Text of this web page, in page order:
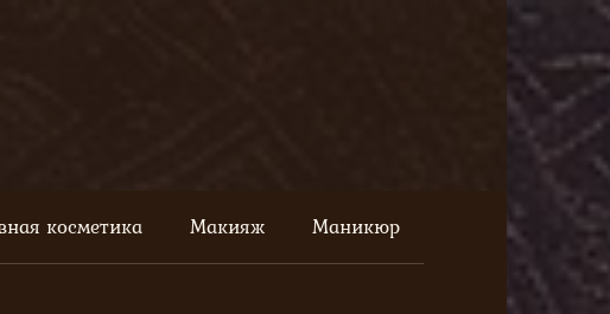
косметика Макияж Маникюр